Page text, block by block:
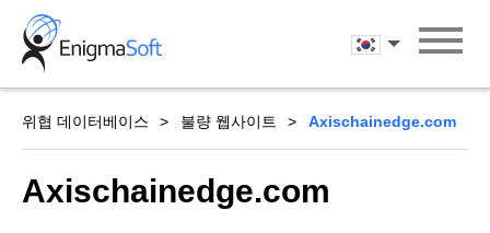
Skip
content
한국어
위협 데이터베이스 불량 웹사이트 Axischainedge.com
Axischainedge.com